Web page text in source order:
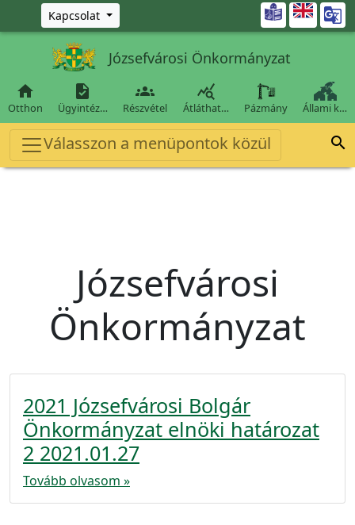
Ugrás a fő tartalomra
Kapcsolat 
Józsefvárosi Önkormányzat

Otthon

Ügyintéz…

Részvétel

Átláthat… Pázmány Állami k…
Válasszon a menüpontok közül 
Józsefvárosi
Önkormányzat
2021 Józsefvárosi Bolgár
Önkormányzat elnöki határozat
2 2021.01.27
Tovább olvasom »